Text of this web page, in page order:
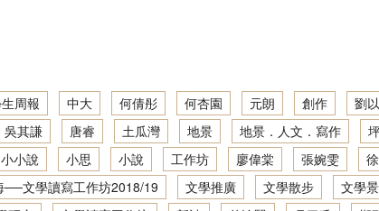
覽繪本創作集
覽資料及創作集
／22
察2018／19
16
22
21
21
周報 中大 何倩彤 何杏園 元朗 創作 劉
吳其謙 唐睿 土瓜灣 地景 地景．人文．寫作
小小說 小思 小說 工作坊 廖偉棠 張婉雯
──文學讀寫工作坊2018/19 文學推廣 文學散步
文學